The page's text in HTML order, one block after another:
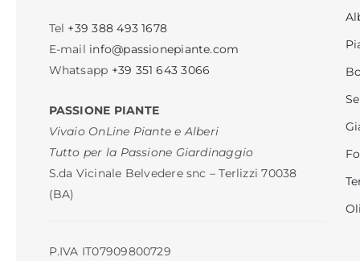
Tel +39 388 493 1678
E-mail info@passionepiante.com
Whatsapp +39 351 643 3066
PASSIONE PIANTE
Vivaio OnLine Piante e Alberi
Tutto per la Passione Giardinaggio
S.da Vicinale Belvedere snc – Terlizzi 70038
(BA)
P.IVA IT07909800729